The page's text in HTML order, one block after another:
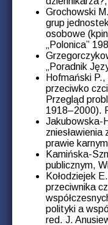
Grochowski
grup
osobowe
„Polonica”
„Poradnik
Hofmański
przeciwko
Przegląd
1918–2000).
Jakubowska-
prawie
Kamińska-
publicznym,
Kołodziejek
przeciwnika
polityki a
red. J.